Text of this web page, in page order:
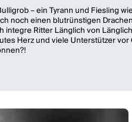
– ein Tyrann und Fiesling
noch einen blutrünstigen
Ritter Länglich von
Herz und viele Unterstützer